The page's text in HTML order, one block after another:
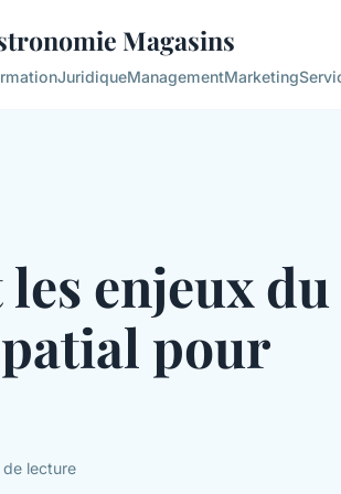
Magasins
JuridiqueManagementMarketing
enjeux du
pour
lecture